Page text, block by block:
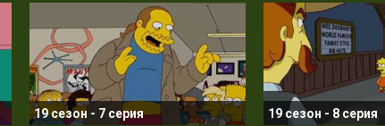
19 сезон - 7 серия
19 сезон - 8 серия